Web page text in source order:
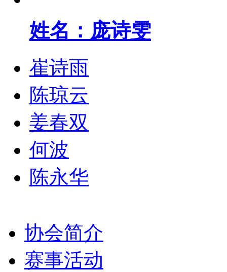
姓名：庞诗雯
崔诗雨
陈琼云
姜春双
何波
陈永华
协会简介
赛事活动